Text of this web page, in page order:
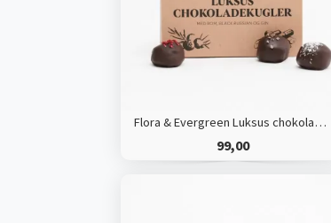
Flora & Evergreen Luksus chokoladekugler
99,00